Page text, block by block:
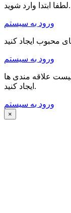
لطفا ابتدا وارد شوید.
ورود به سیستم
ورود به سیستم
علاقه مندی ها
ایجاد کنید.
ورود به سیستم
×